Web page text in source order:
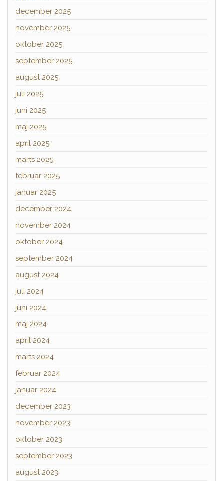
december 2025
november 2025
oktober 2025
september 2025
august 2025
juli 2025
juni 2025
maj 2025
april 2025
marts 2025
februar 2025
januar 2025
december 2024
november 2024
oktober 2024
september 2024
august 2024
juli 2024
juni 2024
maj 2024
april 2024
marts 2024
februar 2024
januar 2024
december 2023
november 2023
oktober 2023
september 2023
august 2023